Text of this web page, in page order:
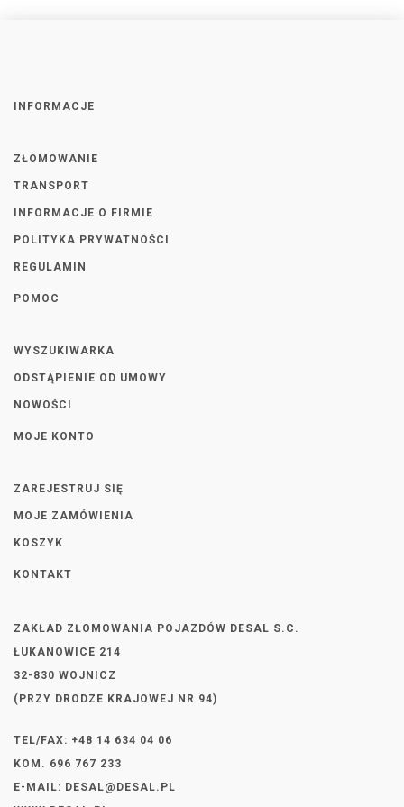
INFORMACJE
ZŁOMOWANIE
TRANSPORT
INFORMACJE O FIRMIE
POLITYKA PRYWATNOŚCI
REGULAMIN
POMOC
WYSZUKIWARKA
ODSTĄPIENIE OD UMOWY
NOWOŚCI
MOJE KONTO
ZAREJESTRUJ SIĘ
MOJE ZAMÓWIENIA
KOSZYK
KONTAKT
ZAKŁAD ZŁOMOWANIA POJAZDÓW DESAL S.C.
ŁUKANOWICE 214
32-830 WOJNICZ
(PRZY DRODZE KRAJOWEJ NR 94)
TEL/FAX: +48 14 634 04 06
KOM. 696 767 233
E-MAIL: DESAL@DESAL.PL